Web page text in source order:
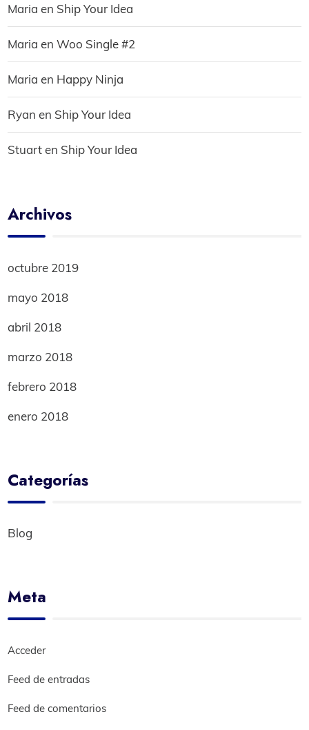
Maria en Ship Your Idea
Maria enWoo Single #2
Maria en Happy Ninja
Ryan en Ship Your Idea
Stuarten Ship Your Idea
Archivos
octubre 2019
mayo 2018
abril 2018
marzo 2018
febrero 2018
enero 2018
Categorías
Blog
Meta
Acceder
Feed de entradas
Feed de comentarios